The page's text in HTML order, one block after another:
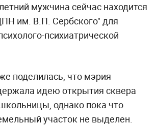
мужчина сейчас находится
им. В.П. Сербского" для
психиатрической
поделилась, что мэрия
идею открытия сквера
однако пока что
участок не выделен.